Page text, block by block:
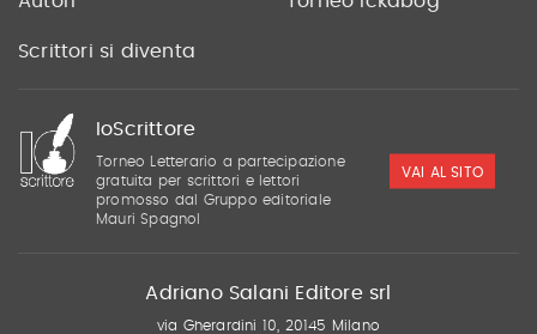
Scrittori si diventa
IoScrittore
Torneo Letterario a partecipazione
gratuita per scrittori e lettori
promosso dal Gruppo editoriale
Mauri Spagnol
VAI AL SITO
Adriano Salani Editore srl
via Gherardini 10, 20145 Milano